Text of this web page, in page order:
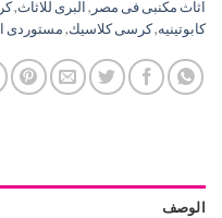
اثاث مكنبى فى مصر ,البرى للاثاث,
كابوتينيه,كرسى كلاسيك,مستوردى
الوصف